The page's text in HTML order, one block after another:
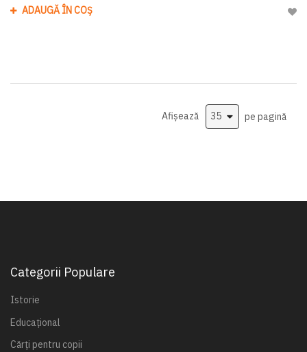
ADAUGĂ ÎN COȘ
Afișează pe pagină
Categorii Populare
Istorie
Educațional
Cărți pentru copii